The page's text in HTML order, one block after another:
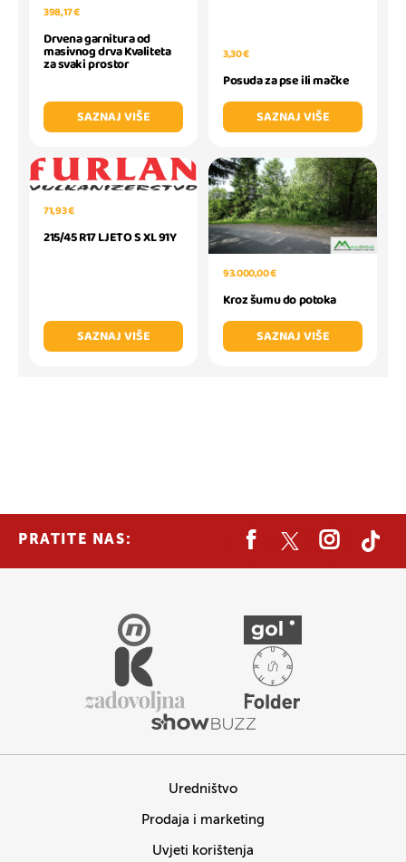
398,17 €
Drvena garnitura od
masivnog drva Kvaliteta
za svaki prostor
SAZNAJ VIŠE
3,30 €
Posuda za pse ili mačke
SAZNAJ VIŠE
71,93 €
215/45 R17 LJETO S XL 91Y
SAZNAJ VIŠE
93.000,00 €
Kroz šumu do potoka
SAZNAJ VIŠE
PRATITE NAS:
Uredništvo
Prodaja i marketing
Uvjeti korištenja